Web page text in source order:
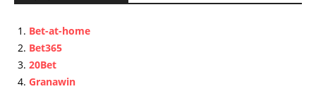
Bet-at-home
Bet365
20Bet
Granawin